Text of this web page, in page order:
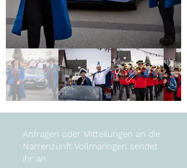
Anfragen oder Mitteilungen an die
Narrenzunft Vollmaringen sendet
ihr an: